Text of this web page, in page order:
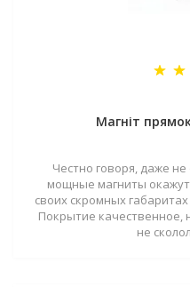
Магніт
Честно говоря, даже
мощные магниты
своих скромных
Покрытие качественное,
не